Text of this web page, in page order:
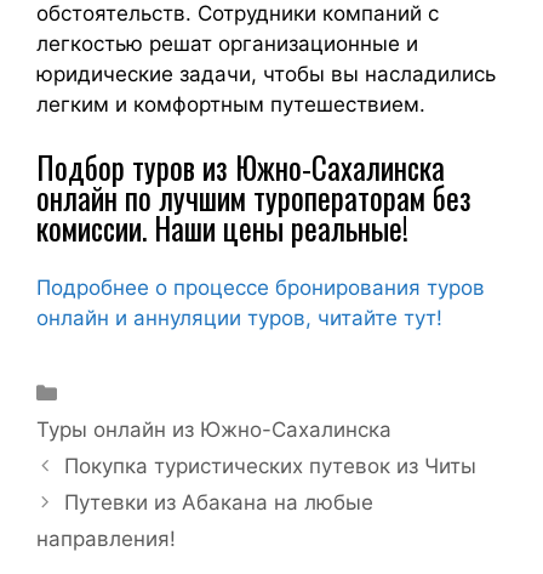
обстоятельств. Сотрудники компаний с
легкостью решат организационные и
юридические задачи, чтобы вы насладились
легким и комфортным путешествием.
Подбор туров из Южно-Сахалинска
онлайн по лучшим туроператорам без
комиссии. Наши цены реальные!
Подробнее о процессе бронирования туров
онлайн и аннуляции туров, читайте тут!
Туры онлайн из Южно-Сахалинска
Покупка туристических путевок из Читы
Путевки из Абакана на любые
направления!